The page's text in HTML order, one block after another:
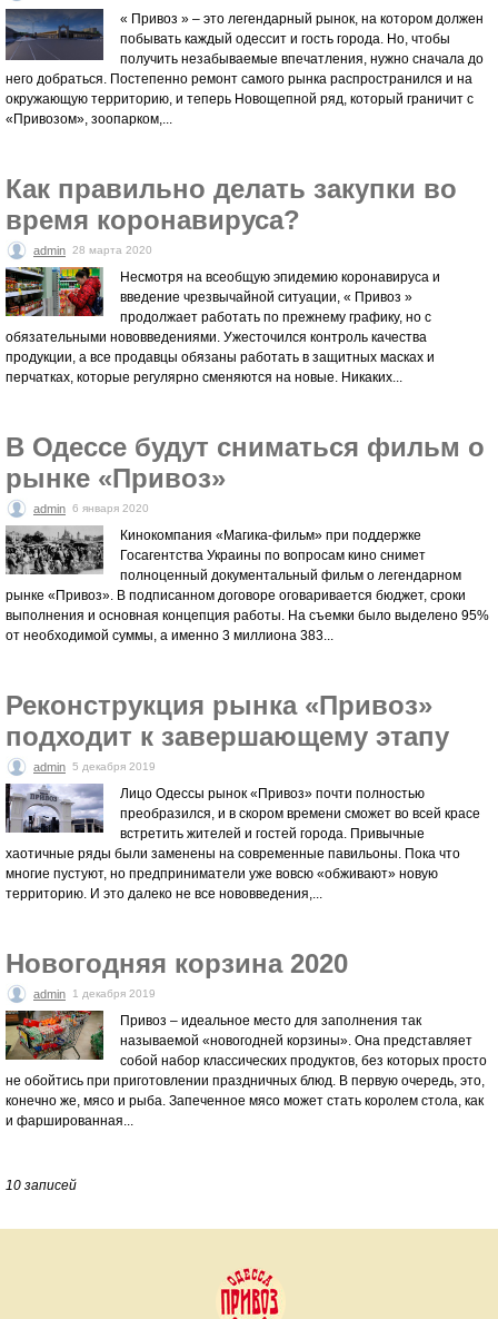
« Привоз » – это легендарный рынок, на котором должен
побывать каждый одессит и гость города. Но, чтобы
получить незабываемые впечатления, нужно сначала до
него добраться. Постепенно ремонт самого рынка распространился и на
окружающую территорию, и теперь Новощепной ряд, который граничит с
«Привозом», зоопарком,...
Как правильно делать закупки во
время коронавируса?
admin 28 марта 2020
Несмотря на всеобщую эпидемию коронавируса и
введение чрезвычайной ситуации, « Привоз »
продолжает работать по прежнему графику, но с
обязательными нововведениями. Ужесточился контроль качества
продукции, а все продавцы обязаны работать в защитных масках и
перчатках, которые регулярно сменяются на новые. Никаких...
В Одессе будут сниматься фильм о
рынке «Привоз»
admin 6 января 2020
Кинокомпания «Магика-фильм» при поддержке
Госагентства Украины по вопросам кино снимет
полноценный документальный фильм о легендарном
рынке «Привоз». В подписанном договоре оговаривается бюджет, сроки
выполнения и основная концепция работы. На съемки было выделено 95%
от необходимой суммы, а именно 3 миллиона 383...
Реконструкция рынка «Привоз»
подходит к завершающему этапу
admin 5 декабря 2019
Лицо Одессы рынок «Привоз» почти полностью
преобразился, и в скором времени сможет во всей красе
встретить жителей и гостей города. Привычные
хаотичные ряды были заменены на современные павильоны. Пока что
многие пустуют, но предприниматели уже вовсю «обживают» новую
территорию. И это далеко не все нововведения,...
Новогодняя корзина 2020
admin 1 декабря 2019
Привоз – идеальное место для заполнения так
называемой «новогодней корзины». Она представляет
собой набор классических продуктов, без которых просто
не обойтись при приготовлении праздничных блюд. В первую очередь, это,
конечно же, мясо и рыба. Запеченное мясо может стать королем стола, как
и фаршированная...
10 записей